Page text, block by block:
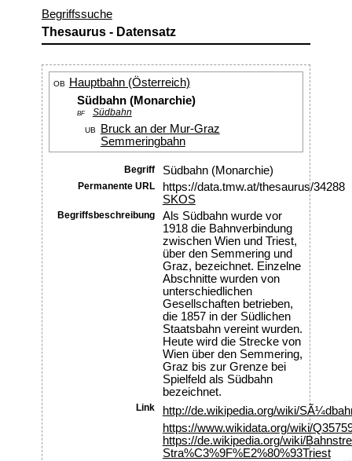
Begriffssuche
Thesaurus - Datensatz
OB
Hauptbahn (Österreich)
Südbahn (Monarchie)
BF Südbahn
UB
Bruck an der Mur-Graz
Semmeringbahn
Begriff Südbahn (Monarchie)
Permanente URL
https://data.tmw.at/thesaurus/34288
SKOS
Begriffsbeschreibung
Als Südbahn wurde vor
1918 die Bahnverbindung
zwischen Wien und Triest,
über den Semmering und
Graz, bezeichnet. Einzelne
Abschnitte wurden von
unterschiedlichen
Gesellschaften betrieben,
die 1857 in der Südlichen
Staatsbahn vereint wurden.
Heute wird die Strecke von
Wien über den Semmering,
Graz bis zur Grenze bei
Spielfeld als Südbahn
bezeichnet.
Link
http://de.wikipedia.org/wiki/
https://www.wikidata.org/wiki/
https://de.wikipedia.org/wiki/
Stra%C3%9F%E2%80%93Triest